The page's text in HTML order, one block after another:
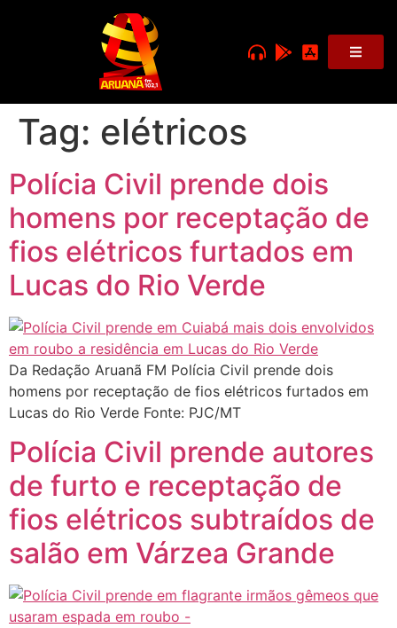
Tag: elétricos
Polícia Civil prende dois
homens por receptação de
fios elétricos furtados em
Lucas do Rio Verde
Da Redação Aruanã FM Polícia Civil prende dois
homens por receptação de fios elétricos furtados em
Lucas do Rio Verde Fonte: PJC/MT
Polícia Civil prende autores
de furto e receptação de
fios elétricos subtraídos de
salão em Várzea Grande